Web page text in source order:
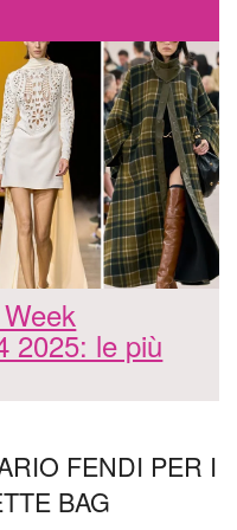
2025: le più
FENDI PER I
BAG